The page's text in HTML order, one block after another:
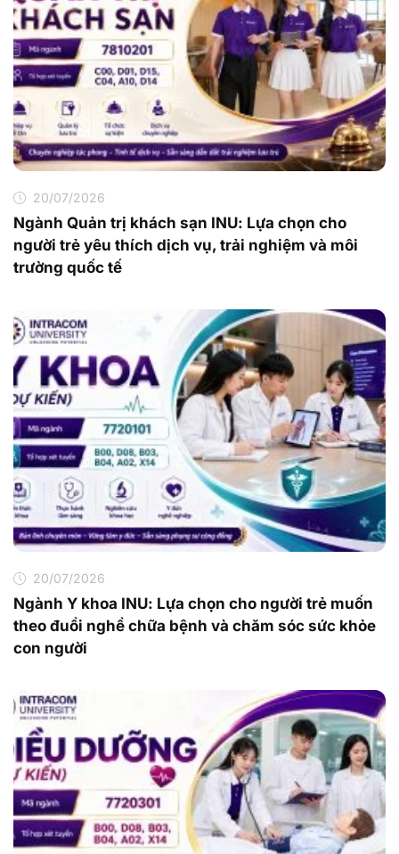
20/07/2026
Ngành Quản trị khách sạn INU: Lựa chọn cho
người trẻ yêu thích dịch vụ, trải nghiệm và môi
trường quốc tế
20/07/2026
Ngành Y khoa INU: Lựa chọn cho người trẻ muốn
theo đuổi nghề chữa bệnh và chăm sóc sức khỏe
con người